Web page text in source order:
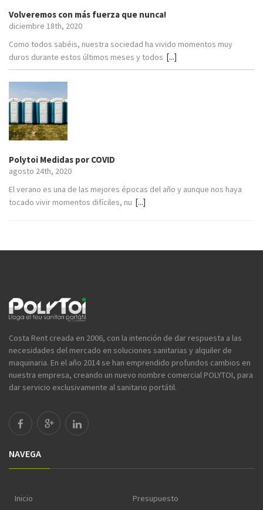
Volveremos con más fuerza que nunca!
diciembre 18th, 2020
Como todos sabéis, nuestra sociedad ha vivido momentos muy
duros durante estos últimos meses y todos [...]
Polytoi Medidas por COVID
agosto 24th, 2020
El verano es una de las mejores épocas del año y aunque nos haya
tocado vivir momentos difíciles, nu [...]
Costa Rent creada en 2006, con la intención de dar respuesta a las
necesidades del mercado en soluciones sanitarias y alquiler de
maquinaria. En el año 2014 se han emprendido profundos cambios en
nuestra empresa, creando un nuevo nombre comercial POLYTOI, para
dar servicio exclusivamente al sanitario portátil.
NAVEGA
Inicio
Presupuesto